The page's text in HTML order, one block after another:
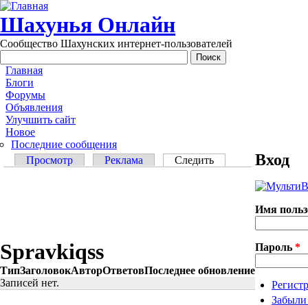
Перейти к основному содержанию
Шахунья Онлайн
Сообщество Шахунских интернет-пользователей
Main menu
Главная
Блоги
Форумы
Объявления
Улучшить сайт
Новое
Последние сообщения
Главные вкладки
Просмотр Реклама Следить (активная вкладка)
Spravkiqss
ТипЗаголовокАвторОтветовПоследнее обновление
Записей нет.
Вход
Имя
Пароль *
Забыли